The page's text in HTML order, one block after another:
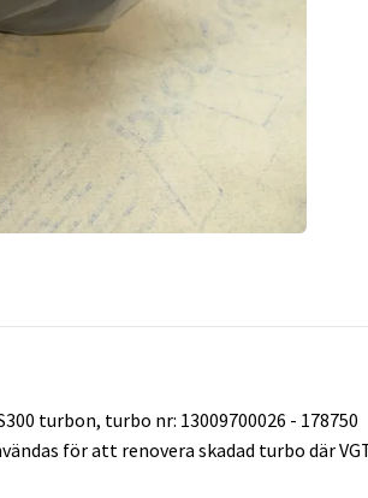
turbon, turbo nr: 13009700026 - 178750
för att renovera skadad turbo där